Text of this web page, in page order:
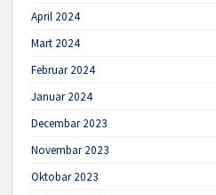
April 2024
Mart 2024
Februar 2024
Januar 2024
Decembar 2023
Novembar 2023
Oktobar 2023